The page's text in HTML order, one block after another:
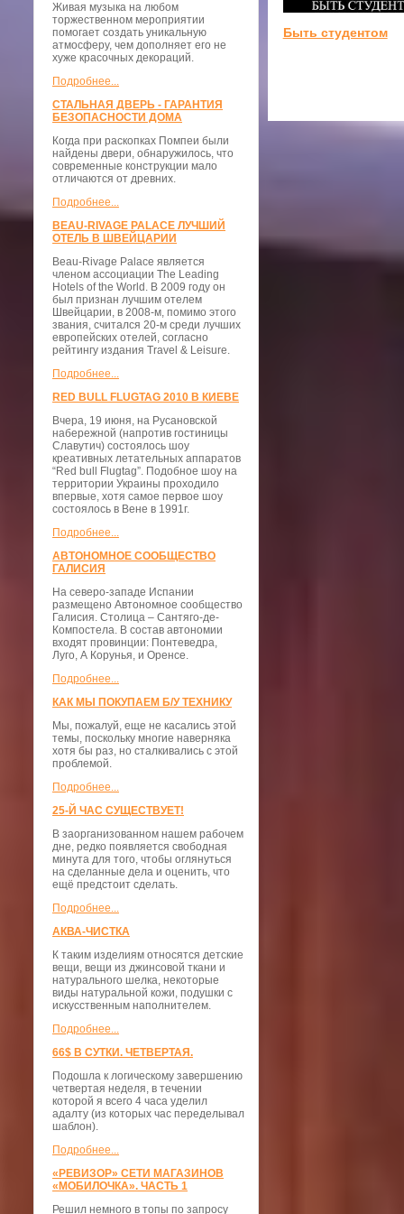
Живая музыка на любом
торжественном мероприятии
помогает создать уникальную
атмосферу, чем дополняет его не
хуже красочных декораций.
Подробнее...
СТАЛЬНАЯ ДВЕРЬ - ГАРАНТИЯ
БЕЗОПАСНОСТИ ДОМА
Когда при раскопках Помпеи были
найдены двери, обнаружилось, что
современные конструкции мало
отличаются от древних.
Подробнее...
BEAU-RIVAGE PALACE ЛУЧШИЙ
ОТЕЛЬ В ШВЕЙЦАРИИ
Beau-Rivage Palace является
членом ассоциации The Leading
Hotels of the World. В 2009 году он
был признан лучшим отелем
Швейцарии, в 2008-м, помимо этого
звания, считался 20-м среди лучших
европейских отелей, согласно
рейтингу издания Travel & Leisure.
Подробнее...
RED BULL FLUGTAG 2010 В КИЕВЕ
Вчера, 19 июня, на Русановской
набережной (напротив гостиницы
Славутич) состоялось шоу
креативных летательных аппаратов
“Red bull Flugtag”. Подобное шоу на
территории Украины проходило
впервые, хотя самое первое шоу
состоялось в Вене в 1991г.
Подробнее...
АВТОНОМНОЕ СООБЩЕСТВО
ГАЛИСИЯ
На северо-западе Испании
размещено Автономное сообщество
Галисия. Столица – Сантяго-де-
Компостела. В состав автономии
входят провинции: Понтеведра,
Луго, А Корунья, и Оренсе.
Подробнее...
КАК МЫ ПОКУПАЕМ Б/У ТЕХНИКУ
Мы, пожалуй, еще не касались этой
темы, поскольку многие наверняка
хотя бы раз, но сталкивались с этой
проблемой.
Подробнее...
25-Й ЧАС СУЩЕСТВУЕТ!
В заорганизованном нашем рабочем
дне, редко появляется свободная
минута для того, чтобы оглянуться
на сделанные дела и оценить, что
ещё предстоит сделать.
Подробнее...
АКВА-ЧИСТКА
К таким изделиям относятся детские
вещи, вещи из джинсовой ткани и
натурального шелка, некоторые
виды натуральной кожи, подушки с
искусственным наполнителем.
Подробнее...
66$ В СУТКИ. ЧЕТВЕРТАЯ.
Подошла к логическому завершению
четвертая неделя, в течении
которой я всего 4 часа уделил
адалту (из которых час переделывал
шаблон).
Подробнее...
«РЕВИЗОР» СЕТИ МАГАЗИНОВ
«МОБИЛОЧКА». ЧАСТЬ 1
Решил немного в топы по запросу
Быть студентом